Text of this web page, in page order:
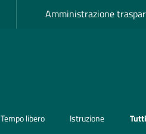
Amministrazione
Tempo libero Istruzione